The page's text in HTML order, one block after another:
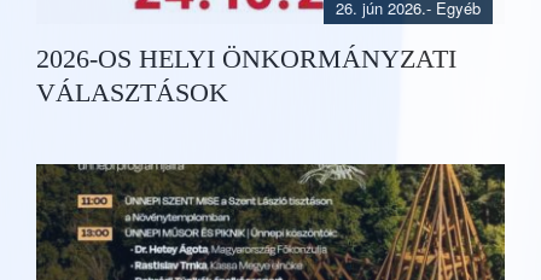
- Egyéb
26. jún 2026.
2026-OS HELYI ÖNKORMÁNYZATI
VÁLASZTÁSOK